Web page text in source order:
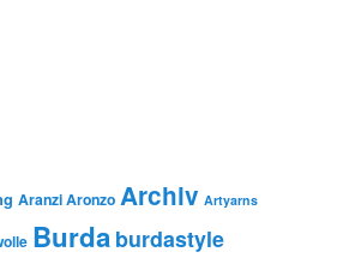
Aranzi Aronzo Archiv Artyarns
Burda burdastyle